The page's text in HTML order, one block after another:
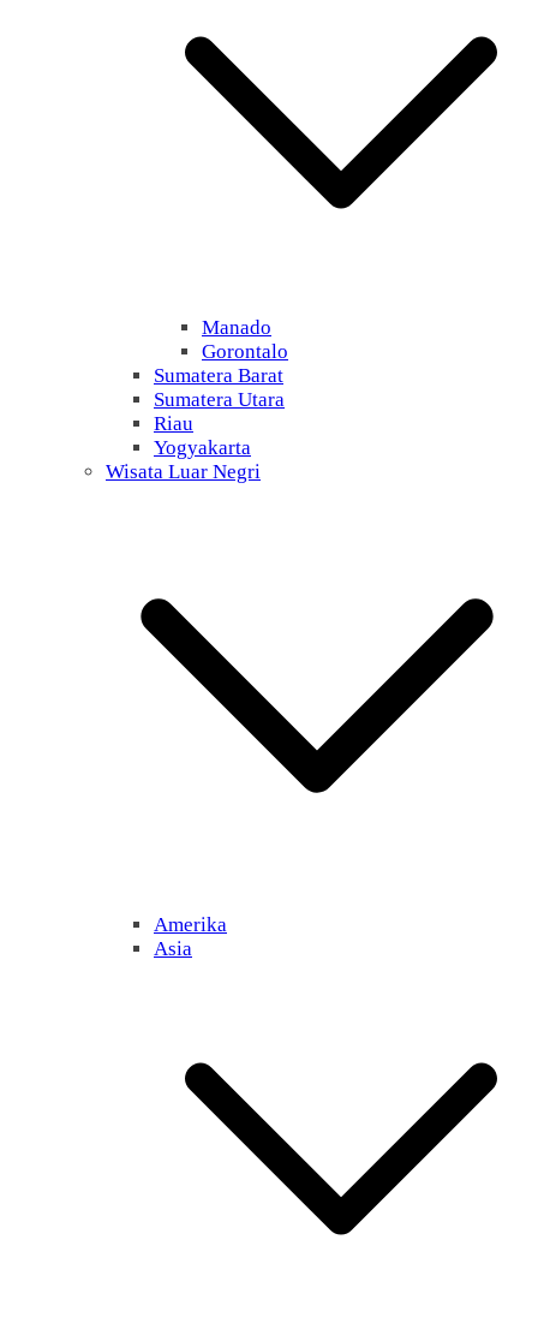
Manado
Gorontalo
Sumatera Barat
Sumatera Utara
Riau
Yogyakarta
Wisata Luar Negri
Amerika
Asia